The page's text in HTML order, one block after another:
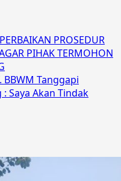
PROSEDUR
PIHAK TERMOHON
BBWM Tanggapi
Saya Akan Tindak